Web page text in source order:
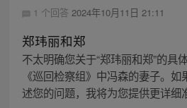
1 个回答 2024年10月11日 21:11
郑玮丽和郑
不太明确您关于“郑玮丽和郑”的具
《巡回检察组》中冯森的妻子。
述您的问题，我将为您提供更详细